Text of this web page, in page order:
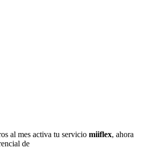
al mes activa tu servicio miiflex, ahora
de